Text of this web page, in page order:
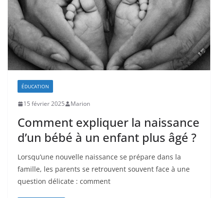
ÉDUCATION
15 février 2025 Marion
Comment expliquer la naissance
d’un bébé à un enfant plus âgé ?
Lorsqu’une nouvelle naissance se prépare dans la
famille, les parents se retrouvent souvent face à une
question délicate : comment